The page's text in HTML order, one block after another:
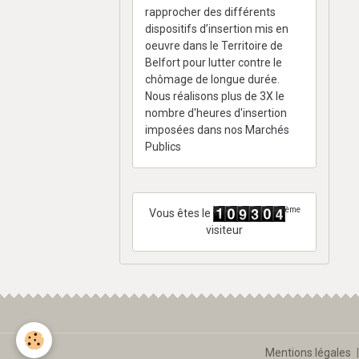
rapprocher des différents
dispositifs d’insertion mis en
oeuvre dans le Territoire de
Belfort pour lutter contre le
chômage de longue durée.
Nous réalisons plus de 3X le
nombre d'heures d'insertion
imposées dans nos Marchés
Publics
Vous êtes le ème
visiteur
Mentions légales